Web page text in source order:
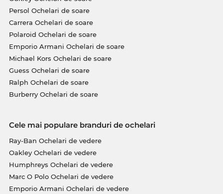
Persol Ochelari de soare
Carrera Ochelari de soare
Polaroid Ochelari de soare
Emporio Armani Ochelari de soare
Michael Kors Ochelari de soare
Guess Ochelari de soare
Ralph Ochelari de soare
Burberry Ochelari de soare
Cele mai populare branduri de ochelari
Ray-Ban Ochelari de vedere
Oakley Ochelari de vedere
Humphreys Ochelari de vedere
Marc O Polo Ochelari de vedere
Emporio Armani Ochelari de vedere